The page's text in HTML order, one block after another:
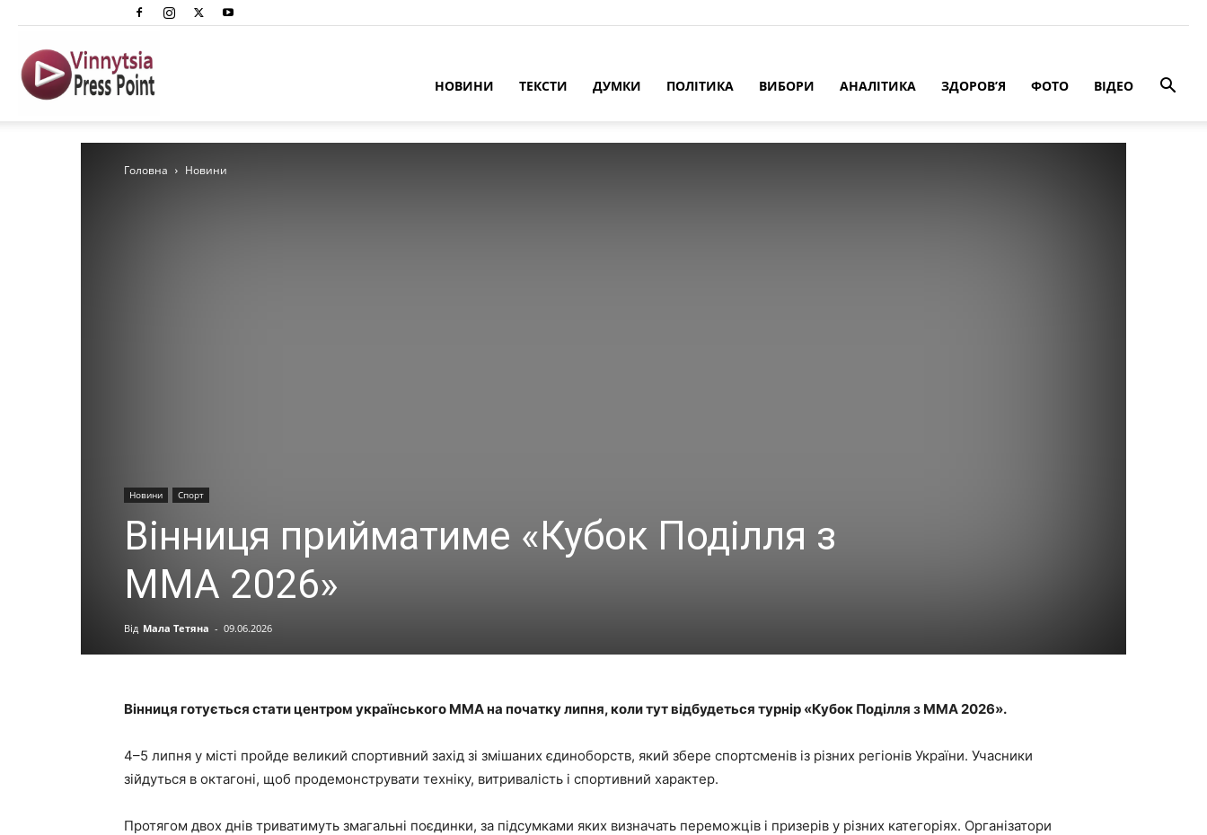
Преспоінт
НОВИНИ ТЕКСТИ ДУМКИ ПОЛІТИКА ВИБОРИ АНАЛІТИКА ЗДОРОВ’Я ФОТО ВІДЕО
Головна Новини
Новини Спорт
Вінниця прийматиме «Кубок Поділля з
ММА 2026»
Від Мала Тетяна - 09.06.2026
Вінниця готується стати центром українського ММА на початку липня, коли тут відбудеться турнір «Кубок Поділля з ММА 2026».
4–5 липня у місті пройде великий спортивний захід зі змішаних єдиноборств, який збере спортсменів із різних регіонів України. Учасники
зійдуться в октагоні, щоб продемонструвати техніку, витривалість і спортивний характер.
Протягом двох днів триватимуть змагальні поєдинки, за підсумками яких визначать переможців і призерів у різних категоріях. Організатори